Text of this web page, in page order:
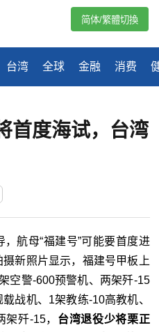
台湾 全球 金融 消费
简体/繁體切換
首度海试，台湾
航母“福建号”可能要首度进
新照片显示，福建号甲板上
空警-600预警机、两架歼-15
战机、1架教练-10高教机、
歼-15， 台湾退役少将栗正